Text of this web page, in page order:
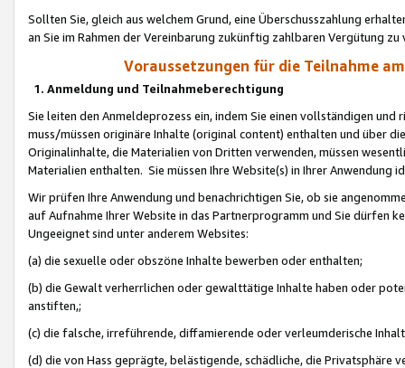
Sollten Sie, gleich aus welchem Grund, eine Überschusszahlung
an Sie im Rahmen der Vereinbarung zukünftig zahlbaren Vergütung zu
Voraussetzungen für die Teilnahme
1. Anmeldung und Teilnahmeberechtigung
Sie leiten den Anmeldeprozess ein, indem Sie einen vollständigen
muss/müssen originäre Inhalte (original content) enthalten und über
Originalinhalte, die Materialien von Dritten verwenden, müssen
Materialien enthalten. Sie müssen Ihre Website(s) in Ihrer Anwendung
Wir prüfen Ihre Anwendung und benachrichtigen Sie, ob sie
auf Aufnahme Ihrer Website in das Partnerprogramm und Sie dürfen
Ungeeignet sind unter anderem Websites:
(a) die sexuelle oder obszöne Inhalte bewerben oder enthalten;
(b) die Gewalt verherrlichen oder gewalttätige Inhalte haben oder
anstiften,;
(c) die falsche, irreführende, diffamierende oder verleumderische
(d) die von Hass geprägte, belästigende, schädliche, die Privatsphäre